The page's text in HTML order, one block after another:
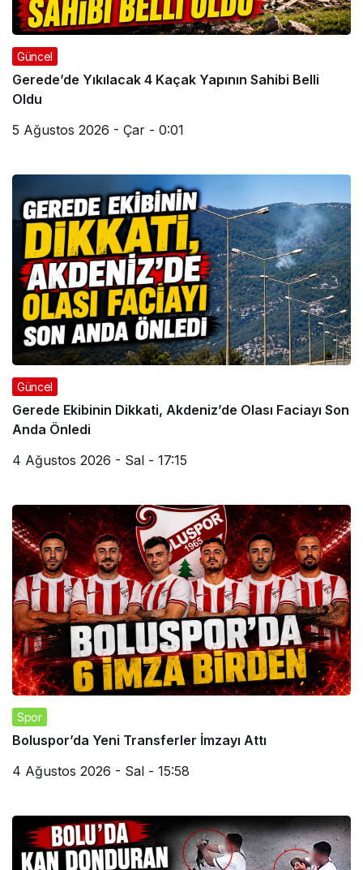
Güncel
Gerede’de Yıkılacak 4 Kaçak Yapının Sahibi Belli
Oldu
5 Ağustos 2026 - Çar - 0:01
Güncel
Gerede Ekibinin Dikkati, Akdeniz’de Olası Faciayı Son
Anda Önledi
4 Ağustos 2026 - Sal - 17:15
Spor
Boluspor’da Yeni Transferler İmzayı Attı
4 Ağustos 2026 - Sal - 15:58